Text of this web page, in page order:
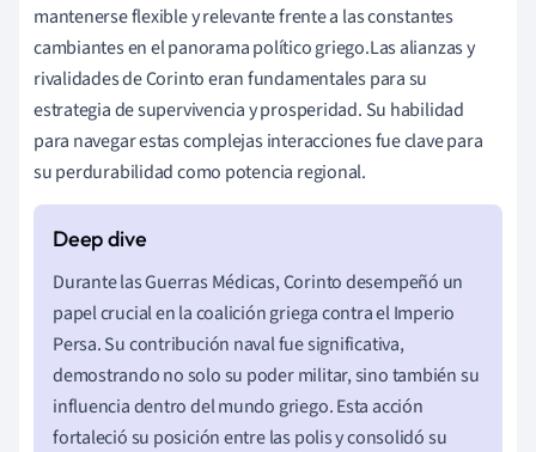
mantenerse flexible y relevante frente a las constantes
cambiantes en el panorama político griego.Las alianzas y
rivalidades de Corinto eran fundamentales para su
estrategia de supervivencia y prosperidad. Su habilidad
para navegar estas complejas interacciones fue clave para
su perdurabilidad como potencia regional.
Durante las Guerras Médicas, Corinto desempeñó un
papel crucial en la coalición griega contra el Imperio
Persa. Su contribución naval fue significativa,
demostrando no solo su poder militar, sino también su
influencia dentro del mundo griego. Esta acción
fortaleció su posición entre las polis y consolidó su